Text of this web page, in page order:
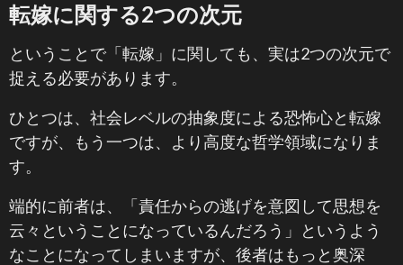
転嫁に関する2つの次元
ということで「転嫁」に関しても、実は2つの次元で
捉える必要があります。
ひとつは、社会レベルの抽象度による恐怖心と転嫁
ですが、もう一つは、より高度な哲学領域になりま
す。
端的に前者は、「責任からの逃げを意図して思想を
云々ということになっているんだろう」というよう
なことになってしまいますが、後者はもっと奥深